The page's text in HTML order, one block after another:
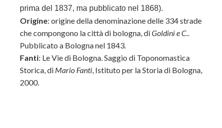
prima del 1837, ma pubblicato nel 1868).
Origine: origine della denominazione delle 334 strade
che compongono la città di bologna, diGoldini e C..
Pubblicato a Bologna nel 1843.
Fanti: Le Vie di Bologna. Saggio di Toponomastica
Storica, di Mario Fanti, Istituto per la Storia di Bologna,
2000.